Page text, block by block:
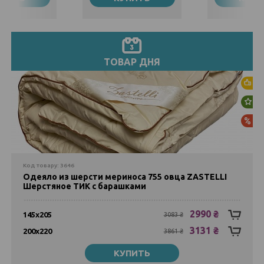
1599 ₴
Семейное
Закончился
ТОВАР ДНЯ
Код товару: 3646
Одеяло из шерсти мериноса 755 овца ZASTELLI
Шерстяное ТИК с барашками
КУПИТЬ
145х205 3083 ₴ 2990 ₴
200х220 3861 ₴ 3131 ₴